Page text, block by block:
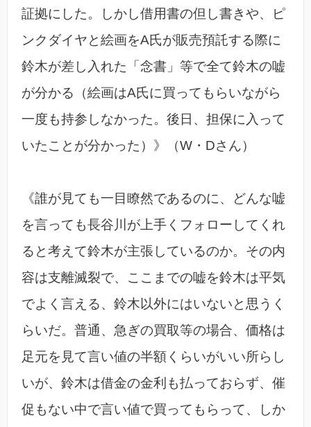
証拠にした。しかし借用書の但し書きや、ピ
ンクダイヤと絵画をA氏が販売預託する際に
鈴木が差し入れた「念書」等で全て鈴木の嘘
が分かる（絵画はA氏に買ってもらいながら
一度も持参しなかった。後日、担保に入って
いたことが分かった）》（W・Dさん）
《誰が見ても一目瞭然であるのに、どんな嘘
を言っても長谷川が上手くフォローしてくれ
ると考えて鈴木が主張しているのか。その内
容は支離滅裂で、ここまでの嘘を鈴木は平気
でよく言える、鈴木以外にはいないと思うく
らいだ。普通、急ぎの買取等の場合、価格は
足元を見て言い値の半額くらいがいい所らし
いが、鈴木は借金の金利も払っておらず、催
促もない中で言い値で買ってもらって、しか